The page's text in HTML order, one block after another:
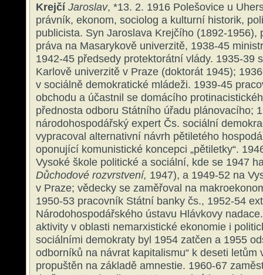
KrejčíJaroslav, *13. 2. 1916 Polešovice u
právník, ekonom, sociolog a kulturní historik,
publicista. Syn Jaroslava Krejčího (1892-1956),
práva na Masarykově univerzitě, 1938-45
1942-45 předsedy protektorátní vlády. 1935-39
Karlově univerzitě v Praze (doktorát 1945);
v sociálně demokratické mládeži. 1939-45
obchodu a účastnil se domácího
přednosta odboru Státního úřadu plánovacího;
národohospodářský expert Čs. sociální
vypracoval alternativní návrh pětiletého
oponující komunistické koncepci „pětiletky“.
Vysoké škole politické a sociální, kde se 1947
Důchodové rozvrstvení, 1947), a 1949-52 na
v Praze; vědecky se zaměřoval na
1950-53 pracovník Státní banky čs., 1952-54
Národohospodářského ústavu Hlávkovy
aktivity v oblasti nemarxistické ekonomie i
sociálními demokraty byl 1954 zatčen a 1955
odborníků na návrat kapitalismu“ k deseti letům
propuštěn na základě amnestie. 1960-67